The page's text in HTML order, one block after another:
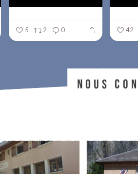
5 2 0 42
NOUS